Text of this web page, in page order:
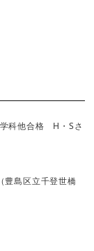
科他合格 H・Sさ
島区立千登世橋